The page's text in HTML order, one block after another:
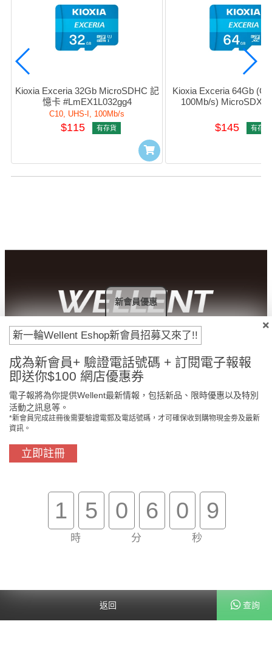
返回 查詢
Kioxia Exceria 32Gb MicroSDHC 記
憶卡 #LmEX1L032gg4
C10, UHS-I, 100Mb/s
$115 有存貨
Kioxia Exceria 64Gb
100Mb/s) MicroSDXC
$145 有存貨
付款方法
買滿$800免費送貨 在線客服支援
客戶服務
新一輪Wellent Eshop新會員招募又來了!!
成為新會員+ 驗證電話號碼 + 訂閱電子報報
即送你$100 網店優惠券
電子報將為你提供Wellent最新情報，包括新品、限時優惠以及特別
活動之訊息等。
*新會員完成註冊後需要驗證電郵及電話號碼，才可確保收到購物現金劵及最新
資訊。
立即註冊
1 5
時
0 6
分
0 9
秒
新會員優惠